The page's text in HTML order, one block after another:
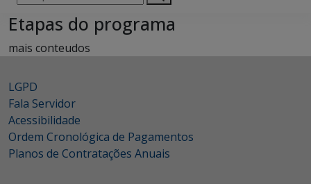
por:
Etapas do programa
mais conteudos
LGPD
Fala Servidor
Acessibilidade
Ordem Cronológica de Pagamentos
Planos de Contratações Anuais